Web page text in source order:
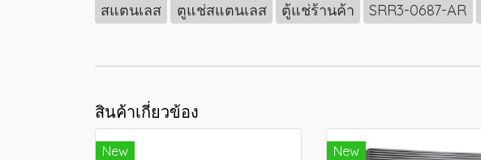
สแตนเลส ตูแช่สแตนเลส ตู้แช่ร้านค้า SRR3-0687-AR
สินค้าเกี่ยวข้อง
New New